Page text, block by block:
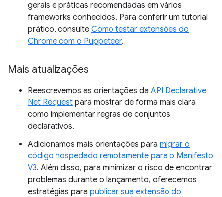
gerais e práticas recomendadas em vários
frameworks conhecidos. Para conferir um tutorial
prático, consulte Como testar extensões do
Chrome com o Puppeteer.
Mais atualizações
Reescrevemos as orientações da API Declarative
Net Request para mostrar de forma mais clara
como implementar regras de conjuntos
declarativos.
Adicionamos mais orientações para migrar o
código hospedado remotamente para o Manifesto
V3. Além disso, para minimizar o risco de encontrar
problemas durante o lançamento, oferecemos
estratégias para publicar sua extensão do